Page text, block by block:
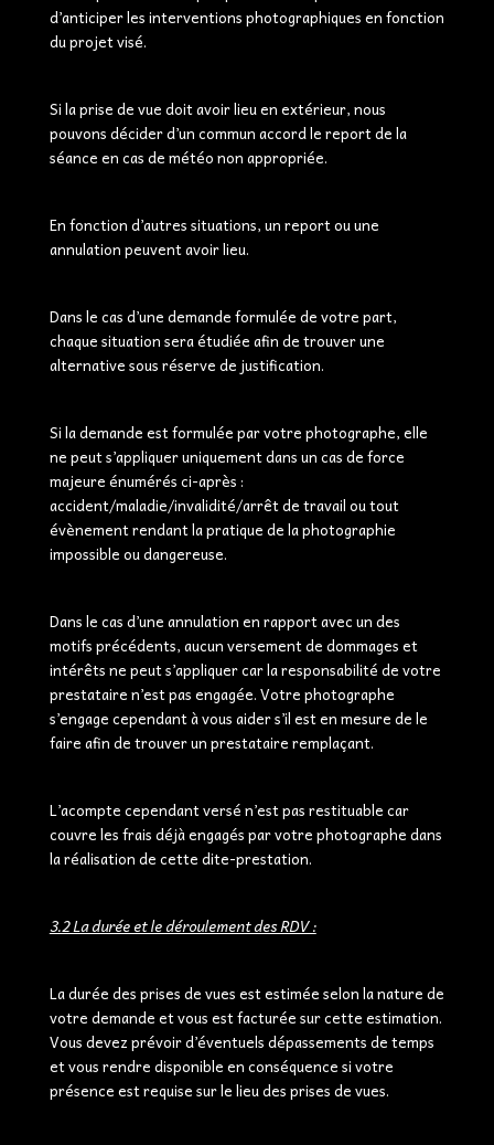
d’anticiper les interventions photographiques en fonction
du projet visé.
Si la prise de vue doit avoir lieu en extérieur, nous
pouvons décider d’un commun accord le report de la
séance en cas de météo non appropriée.
En fonction d’autres situations, un report ou une
annulation peuvent avoir lieu.
Dans le cas d’une demande formulée de votre part,
chaque situation sera étudiée afin de trouver une
alternative sous réserve de justification.
Si la demande est formulée par votre photographe, elle
ne peut s’appliquer uniquement dans un cas de force
majeure énumérés ci-après :
accident/maladie/invalidité/arrêt de travail ou tout
évènement rendant la pratique de la photographie
impossible ou dangereuse.
Dans le cas d’une annulation en rapport avec un des
motifs précédents, aucun versement de dommages et
intérêts ne peut s’appliquer car la responsabilité de votre
prestataire n’est pas engagée. Votre photographe
s’engage cependant à vous aider s’il est en mesure de le
faire afin de trouver un prestataire remplaçant.
L’acompte cependant versé n’est pas restituable car
couvre les frais déjà engagés par votre photographe dans
la réalisation de cette dite-prestation.
3.2 La durée et le déroulement des RDV :
La durée des prises de vues est estimée selon la nature de
votre demande et vous est facturée sur cette estimation.
Vous devez prévoir d’éventuels dépassements de temps
et vous rendre disponible en conséquence si votre
présence est requise sur le lieu des prises de vues.